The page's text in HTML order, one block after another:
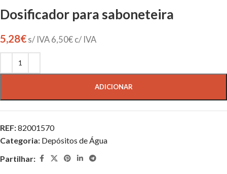
Dosificador para saboneteira
5,28€ s/ IVA 6,50€ c/ IVA
ADICIONAR
REF:82001570
Categoria: Depósitos de Água
Partilhar: